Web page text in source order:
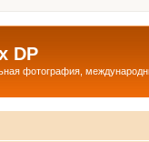
DP
фотография,